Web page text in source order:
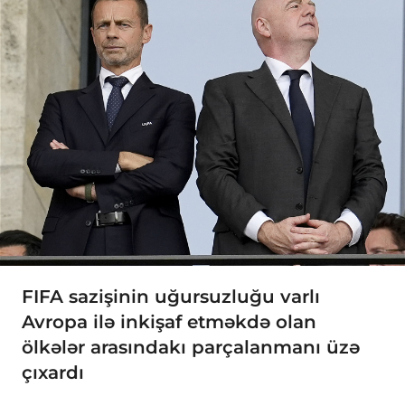
FIFA sazişinin uğursuzluğu varlı
Avropa ilə inkişaf etməkdə olan
ölkələr arasındakı parçalanmanı üzə
çıxardı